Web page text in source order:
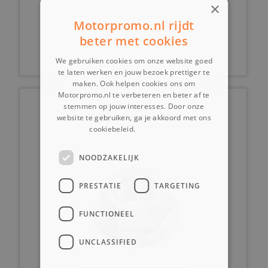
€ 22,99
(8i3h) Kraagmoer M15
×
Motorpromo.nl rijdt
beter met cookies
We gebruiken cookies om onze website goed
te laten werken en jouw bezoek prettiger te
maken. Ook helpen cookies ons om
Motorpromo.nl te verbeteren en beter af te
stemmen op jouw interesses. Door onze
website te gebruiken, ga je akkoord met ons
cookiebeleid.
NOODZAKELIJK
PRESTATIE TARGETING
FUNCTIONEEL
UNCLASSIFIED